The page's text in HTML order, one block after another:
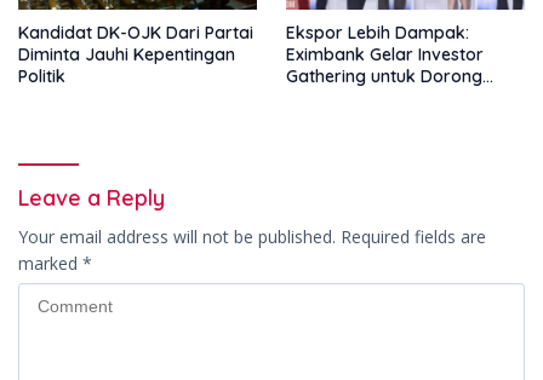
Kandidat DK-OJK Dari Partai
Diminta Jauhi Kepentingan
Politik
Ekspor Lebih Dampak:
Eximbank Gelar Investor
Gathering untuk Dorong
Leave a Reply
Your email address will not be published. Required fields are
marked *